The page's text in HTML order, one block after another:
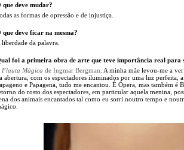
que deve mudar?
as formas de opressão e de injustiça.
que deve ficar na mesma?
liberdade da palavra.
foi a primeira obra de arte que teve importância real para
Flauta Mágica de Ingmar Bergman . A minha mãe levou-me a
abertura, com os espectadores iluminados por uma luz perfeita,
e Papagena, tudo me encantou. É Ópera, mas também
do rosto dos espectadores, em particular aquela menina,
dos animais encantados tal como eu sorri noutro tempo e